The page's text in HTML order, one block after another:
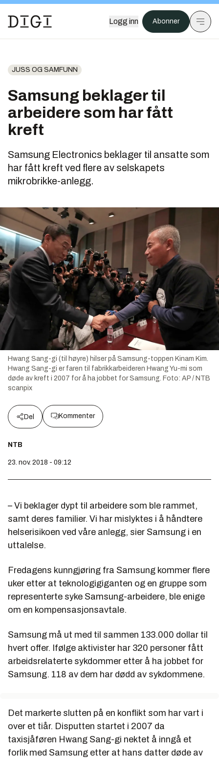
Logg inn Abonner
JUSS OG SAMFUNN
Samsung beklager til
arbeidere som har fått
kreft
Samsung Electronics beklager til ansatte som
har fått kreft ved flere av selskapets
mikrobrikke-anlegg.
Hwang Sang-gi (til høyre) hilser på Samsung-toppen Kinam Kim.
Hwang Sang-gi er faren til fabrikkarbeideren Hwang Yu-mi som
døde av kreft i 2007 for å ha jobbet for Samsung. Foto: AP / NTB
scanpix
Del Kommenter
NTB
23. nov. 2018 - 09:12
– Vi beklager dypt til arbeidere som ble rammet,
samt deres familier. Vi har mislyktes i å håndtere
helserisikoen ved våre anlegg, sier Samsung i en
uttalelse.
Fredagens kunngjøring fra Samsung kommer flere
uker etter at teknologigiganten og en gruppe som
representerte syke Samsung-arbeidere, ble enige
om en kompensasjonsavtale.
Samsung må ut med til sammen 133.000 dollar til
hvert offer. Ifølge aktivister har 320 personer fått
arbeidsrelaterte sykdommer etter å ha jobbet for
Samsung. 118 av dem har dødd av sykdommene.
Det markerte slutten på en konflikt som har vart i
over et tiår. Disputten startet i 2007 da
taxisjåføren Hwang Sang-gi nektet å inngå et
forlik med Samsung etter at hans datter døde av